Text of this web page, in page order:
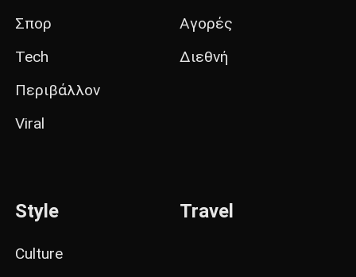
Σπορ
Tech
Περιβάλλον
Viral
Αγορές
Διεθνή
Style
Culture
Travel